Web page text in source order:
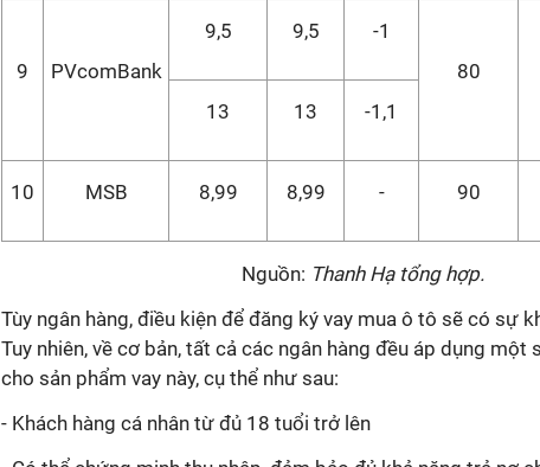
9 PVcomBank
9,5 9,5
-1
80
13 13 -1,1
10 MSB 8,99 8,99 - 90
Nguồn: Thanh Hạ tổng hợp.
Tùy ngân hàng, điều kiện để đăng ký vay mua ô tô sẽ có sự
Tuy nhiên, về cơ bản, tất cả các ngân hàng đều áp dụng một
cho sản phẩm vay này, cụ thể như sau:
- Khách hàng cá nhân từ đủ 18 tuổi trở lên